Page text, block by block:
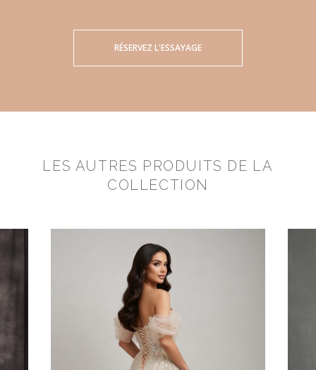
RÉSERVEZ L'ESSAYAGE
LES AUTRES PRODUITS DE LA
COLLECTION